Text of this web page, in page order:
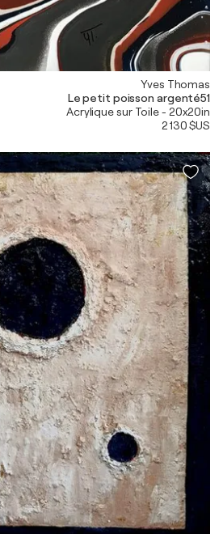
Yves Thomas
Le petit poisson argenté51
Acrylique sur Toile - 20x20in
2 130 $US